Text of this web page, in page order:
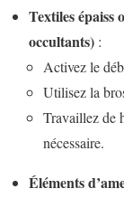
Textiles épaiss
occultants) :
Activez le
Utilisez la
Travaillez de
nécessaire.
Éléments